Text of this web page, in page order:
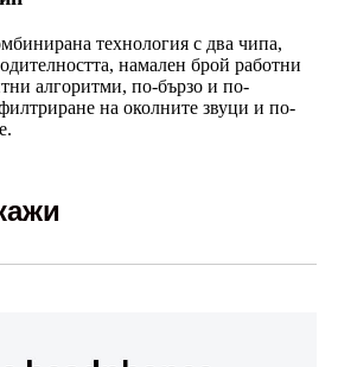
технология с два чипа,
намален брой работни
алгоритми, по-бързо и по-
на околните звуци и по-